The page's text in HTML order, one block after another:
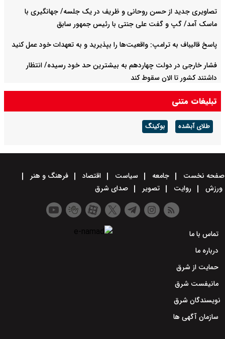
تصاویری جدید از حسن روحانی و ظریف در یک جلسه/ جهانگیری با
ماسک آمد/ گپ و گفت علی جنتی با رئیس جمهور سابق
پاسخ قالیباف به ترامپ: واقعیت‌ها را بپذیرید و به تعهدات خود عمل کنید
فشار خارجی در دولت چهاردهم به بیشترین حد خود رسیده/ انتظار
داشتند کشور تا الان سقوط کند
تبلیغات متنی
طلای آبشده بوکینگ
صفحه نخست جامعه سیاست اقتصاد
فرهنگ و هنر
ورزش
روایت تصویر صدای شرق
تماس با ما
درباره ما
حمایت از شرق
مانیفست شرق
نویسندگان شرق
سازمان آگهی ها